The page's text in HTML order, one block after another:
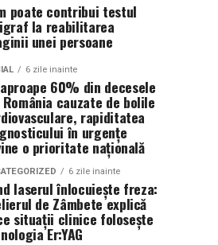
poate contribui testul
la reabilitarea
unei persoane
6 zile inainte
60% din decesele
cauzate de bolile
rapiditatea
în urgențe
o prioritate națională
6 zile inainte
laserul înlocuiește freza:
de Zâmbete explică
situații clinice folosește
Er:YAG